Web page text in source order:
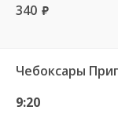
340 руб.
9:20